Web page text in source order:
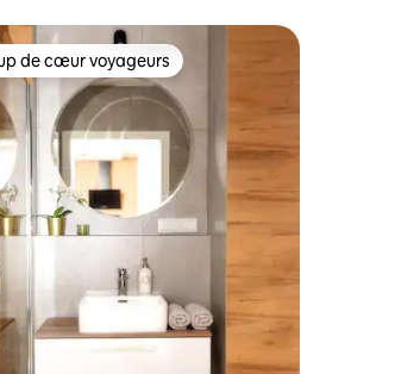
sur la base de 66 commentaires : 4,97 sur 5
de cœur voyageurs
de cœur voyageurs